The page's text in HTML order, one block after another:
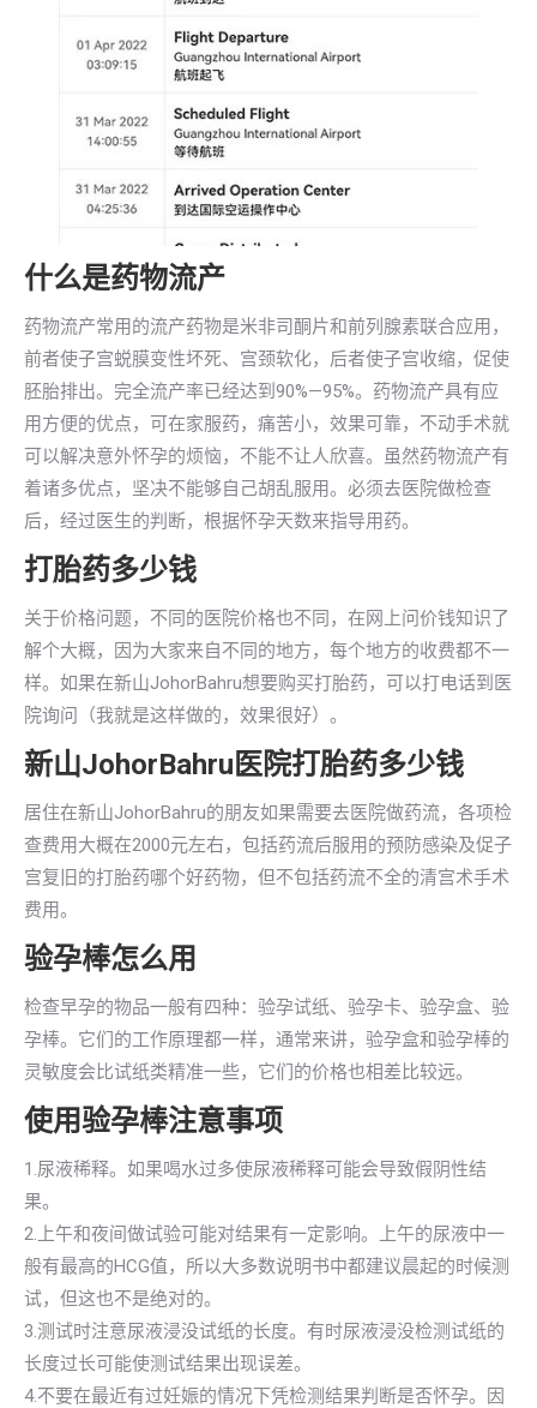
什么是药物流产
药物流产常用的流产药物是米非司酮片和前列腺素联合应用，
前者使子宫蜕膜变性坏死、宫颈软化，后者使子宫收缩，促使
胚胎排出。完全流产率已经达到90%—95%。药物流产具有应
用方便的优点，可在家服药，痛苦小，效果可靠，不动手术就
可以解决意外怀孕的烦恼，不能不让人欣喜。虽然药物流产有
着诸多优点，坚决不能够自己胡乱服用。必须去医院做检查
后，经过医生的判断，根据怀孕天数来指导用药。
打胎药多少钱
关于价格问题，不同的医院价格也不同，在网上问价钱知识了
解个大概，因为大家来自不同的地方，每个地方的收费都不一
样。如果在新山JohorBahru想要购买打胎药，可以打电话到医
院询问（我就是这样做的，效果很好）。
新山JohorBahru医院打胎药多少钱
居住在新山JohorBahru的朋友如果需要去医院做药流，各项检
查费用大概在2000元左右，包括药流后服用的预防感染及促子
宫复旧的打胎药哪个好药物，但不包括药流不全的清宫术手术
费用。
验孕棒怎么用
检查早孕的物品一般有四种：验孕试纸、验孕卡、验孕盒、验
孕棒。它们的工作原理都一样，通常来讲，验孕盒和验孕棒的
灵敏度会比试纸类精准一些，它们的价格也相差比较远。
使用验孕棒注意事项
1.尿液稀释。如果喝水过多使尿液稀释可能会导致假阴性结
果。
2.上午和夜间做试验可能对结果有一定影响。上午的尿液中一
般有最高的HCG值，所以大多数说明书中都建议晨起的时候测
试，但这也不是绝对的。
3.测试时注意尿液浸没试纸的长度。有时尿液浸没检测试纸的
长度过长可能使测试结果出现误差。
4.不要在最近有过妊娠的情况下凭检测结果判断是否怀孕。因